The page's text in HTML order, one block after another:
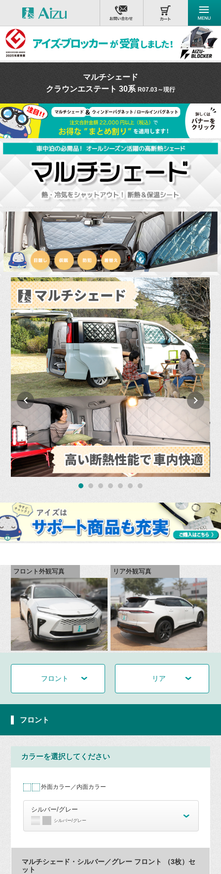
マルチシェード
クラウンエステート 30系 R07.03～現行
フロント外観写真 リア外観写真
フロント リア
フロント
カラーを選択してください
外面カラー／内面カラー
シルバー/グレー
シルバー/グレー
マルチシェード・シルバー／グレー フロント （3枚）セ
ット